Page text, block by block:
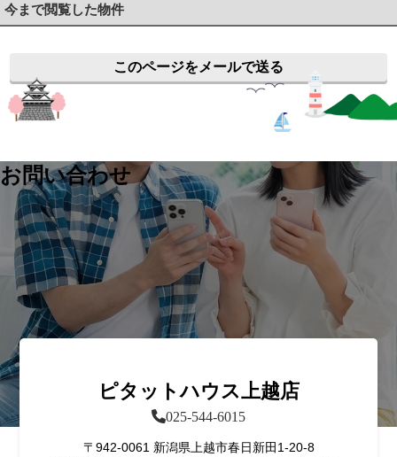
今まで閲覧した物件
このページをメールで送る
お問い合わせ
ピタットハウス上越店
025-544-6015
〒942-0061 新潟県上越市春日新田1-20-8